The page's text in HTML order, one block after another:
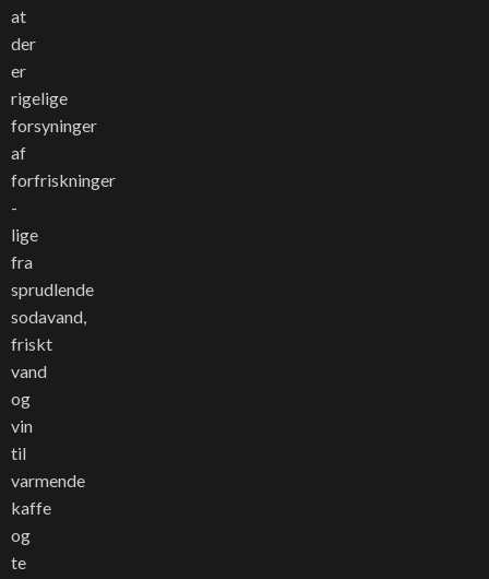
at
der
er
rigelige
forsyninger
af
forfriskninger
-
lige
fra
sprudlende
sodavand,
friskt
vand
og
vin
til
varmende
kaffe
og
te